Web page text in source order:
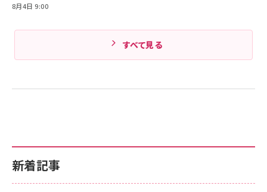
新着記事
8月4日 9:00
すべて見る